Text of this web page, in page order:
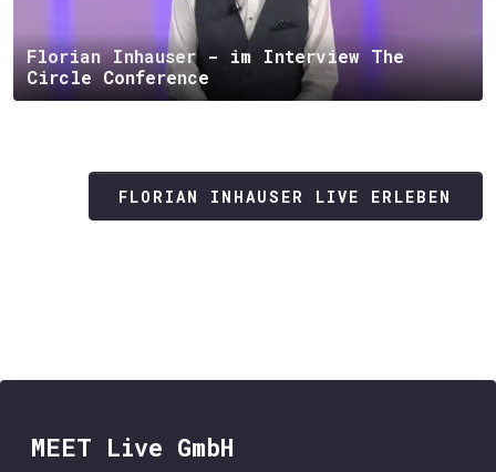
Florian Inhauser - im Interview The
Circle Conference
FLORIAN INHAUSER LIVE ERLEBEN
MEET Live GmbH